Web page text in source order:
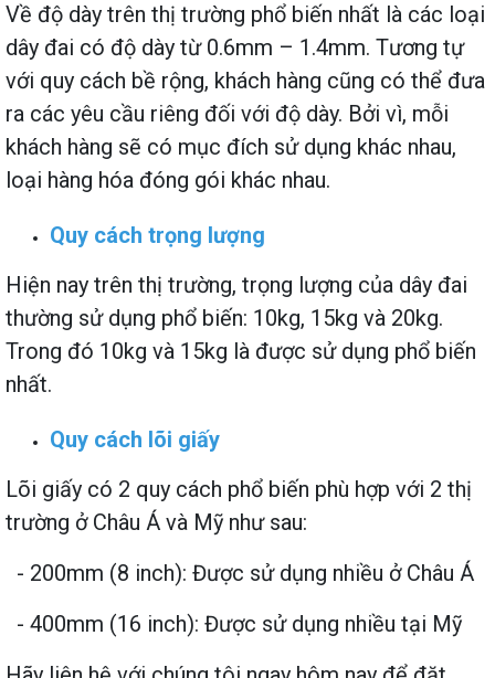
Về độ dày trên thị trường phổ biến nhất là các loại
dây đai có độ dày từ 0.6mm – 1.4mm. Tương tự
với quy cách bề rộng, khách hàng cũng có thể đưa
ra các yêu cầu riêng đối với độ dày. Bởi vì, mỗi
khách hàng sẽ có mục đích sử dụng khác nhau,
loại hàng hóa đóng gói khác nhau.
Quy cách trọng lượng
Hiện nay trên thị trường, trọng lượng của dây đai
thường sử dụng phổ biến: 10kg, 15kg và 20kg.
Trong đó 10kg và 15kg là được sử dụng phổ biến
nhất.
Quy cách lõi giấy
Lõi giấy có 2 quy cách phổ biến phù hợp với 2 thị
trường ở Châu Á và Mỹ như sau:
- 200mm (8 inch): Được sử dụng nhiều ở Châu Á
- 400mm (16 inch): Được sử dụng nhiều tại Mỹ